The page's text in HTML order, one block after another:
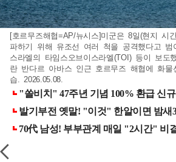
[호르무즈해협=AP/뉴시스]미군은 8일(현지 시
파하기 위해 유조선 여러 척을 공격했다고 범
스라엘의 타임스오브이스라엘(TOI) 등이 보
란 반다르 아바스 인근 호르무즈 해협에 화물
습. 2026.05.08.